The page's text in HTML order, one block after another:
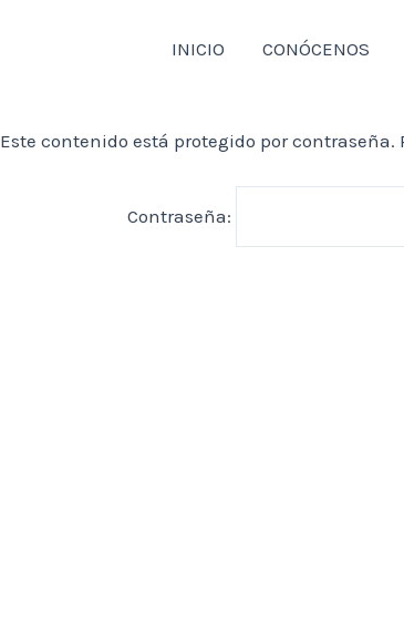
INICIO CONÓCENOS
Este contenido está protegido por
Contraseña: